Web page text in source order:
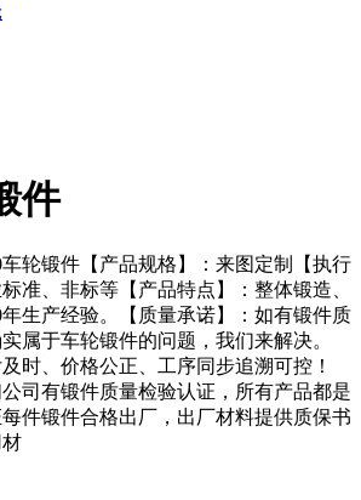
件
车轮锻件【产品规格】：来图定制【执行
准、非标等【产品特点】：整体锻造、
生产经验。【质量承诺】：如有锻件质
属于车轮锻件的问题，我们来解决。
时、价格公正、工序同步追溯可控！
公司有锻件质量检验认证，所有产品都是
件锻件合格出厂，出厂材料提供质保书